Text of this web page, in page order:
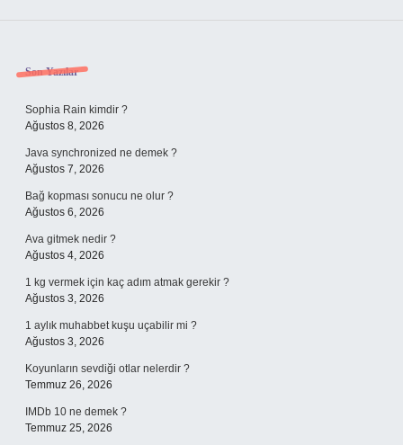
Sidebar
Son Yazılar
Sophia Rain kimdir ?
Ağustos 8, 2026
Java synchronized ne demek ?
Ağustos 7, 2026
Bağ kopması sonucu ne olur ?
Ağustos 6, 2026
Ava gitmek nedir ?
Ağustos 4, 2026
1 kg vermek için kaç adım atmak gerekir ?
Ağustos 3, 2026
1 aylık muhabbet kuşu uçabilir mi ?
Ağustos 3, 2026
Koyunların sevdiği otlar nelerdir ?
Temmuz 26, 2026
IMDb 10 ne demek ?
Temmuz 25, 2026